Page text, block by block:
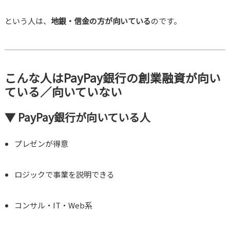
という人は、 地銀・信金の方が向いているのです。
こんな人はPayPay銀行の創業融資が向い
ている／向いていない
▼ PayPay銀行が向いている人
プレゼンが得意
ロジックで事業を説明できる
コンサル・IT・Web系